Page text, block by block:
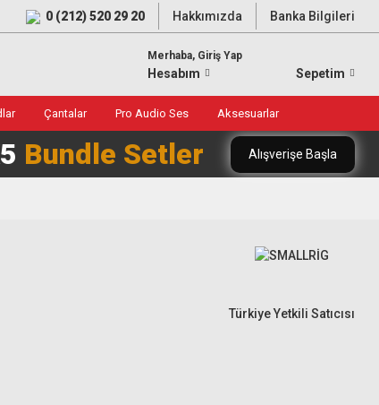
0 (212) 520 29 20 Hakkımızda Banka Bilgileri
Merhaba, Giriş Yap
Hesabım Sepetim
Çantalar Pro Audio Ses Aksesuarlar
Bundle Setler Alışverişe Başla
Türkiye Yetkili Satıcısı